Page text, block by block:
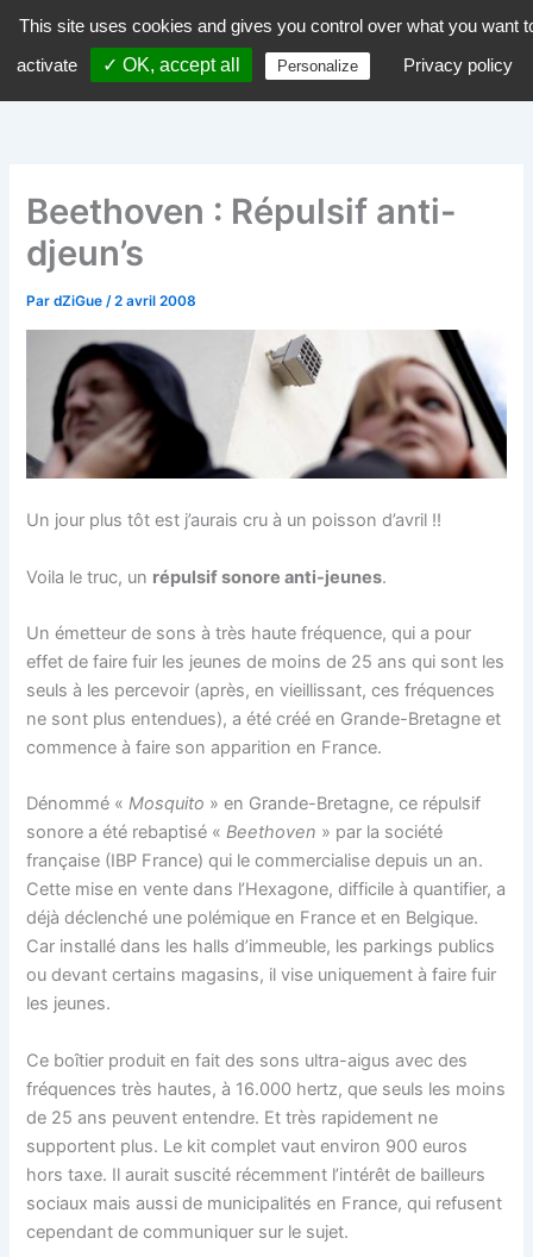
contenu
dZiGue
Beethoven : Répulsif anti-
djeun’s
PardZiGue/2 avril 2008
Un jour plus tôt est j’aurais cru à un poisson d’avril !!
Voila le truc, un répulsif sonore anti-jeunes.
Un émetteur de sons à très haute fréquence, qui a pour
effet de faire fuir les jeunes de moins de 25 ans qui sont les
seuls à les percevoir (après, en vieillissant, ces fréquences
ne sont plus entendues), a été créé en Grande-Bretagne et
commence à faire son apparition en France.
Dénommé «Mosquito » en Grande-Bretagne, ce répulsif
sonore a été rebaptisé «Beethoven » par la société
française (IBP France) qui le commercialise depuis un an.
Cette mise en vente dans l’Hexagone, difficile à quantifier, a
déjà déclenché une polémique en France et en Belgique.
Car installé dans les halls d’immeuble, les parkings publics
ou devant certains magasins, il vise uniquement à faire fuir
les jeunes.
Ce boîtier produit en fait des sons ultra-aigus avec des
fréquences très hautes, à 16.000 hertz, que seuls les moins
de 25 ans peuvent entendre. Et très rapidement ne
supportent plus. Le kit complet vaut environ 900 euros
hors taxe. Il aurait suscité récemment l’intérêt de bailleurs
sociaux mais aussi de municipalités en France, qui refusent
cependant de communiquer sur le sujet.
This site uses cookies and gives you control over what you want
activate
✓ OK, accept all Personalize Privacy policy